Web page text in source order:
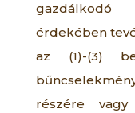
gazdálkodó
érdekében
az (1)-(3)
részére vagy